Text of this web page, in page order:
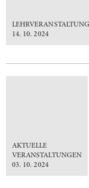
14. 10. 2024
AKTUELLE
VERANSTALTUNGEN
03. 10. 2024